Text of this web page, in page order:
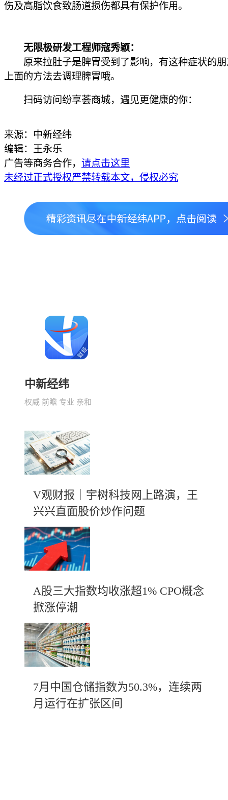
伤及高脂饮食致肠道损伤都具有保护作用。
无限极研发工程师寇秀颖：
原来拉肚子是脾胃受到了影响，有这种症状的朋
上面的方法去调理脾胃哦。
扫码访问纷享荟商城，遇见更健康的你：
来源：中新经纬
编辑：王永乐
广告等商务合作， 请点击这里
未经过正式授权严禁转载本文，侵权必究
中新经纬
权威 前瞻 专业 亲和
V观财报｜宇树科技网上路演，王
兴兴直面股价炒作问题
A股三大指数均收涨超1% CPO概念
掀涨停潮
7月中国仓储指数为50.3%，连续两
月运行在扩张区间